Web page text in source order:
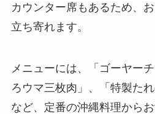
カウンター席もあるため、
立ち寄れます。
メニューには、「ゴーヤー
ろウマ三枚肉」、「特製た
など、定番の沖縄料理から